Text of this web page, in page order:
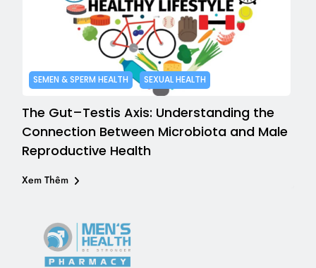
SEMEN & SPERM HEALTH SEXUAL HEALTH
The Gut–Testis Axis: Understanding the
Connection Between Microbiota and Male
Reproductive Health
Xem Thêm